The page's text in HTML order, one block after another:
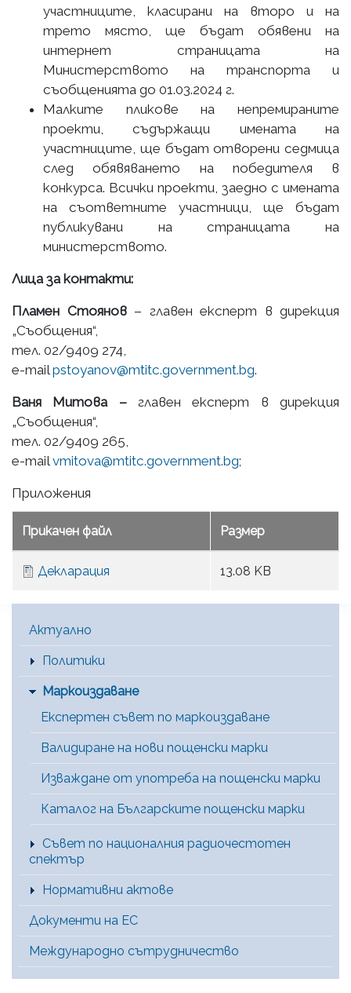
участниците, класирани на второ и на
трето място, ще бъдат обявени на
интернет страницата на
Министерството на транспорта и
съобщенията до 01.03.2024 г.
Малките пликове на непремираните
проекти, съдържащи имената на
участниците, ще бъдат отворени седмица
след обявяването на победителя в
конкурса. Всички проекти, заедно с имената
на съответните участници, ще бъдат
публикувани на страницата на
министерството.
Лица за контакти:
Пламен Стоянов– главен експерт в дирекция
„Съобщения“,
тел. 02/9409 274,
e-mail pstoyanov@mtitc.governmеnt.bg.
Ваня Митова – главен експерт в дирекция
„Съобщения“,
тел. 02/9409 265,
e-mail vmitova@mtitc.governmеnt.bg;
Приложения
Прикачен файл Размер
Декларация 13.08 KB
Main Menu [BG]
Актуално
Политики
Маркоиздаване
Експертен съвет по маркоиздаване
Валидиране на нови пощенски марки
Изваждане от употреба на пощенски марки
Каталог на Българските пощенски марки
Съвет по националния радиочестотен
спектър
Нормативни актове
Документи на ЕС
Международно сътрудничество